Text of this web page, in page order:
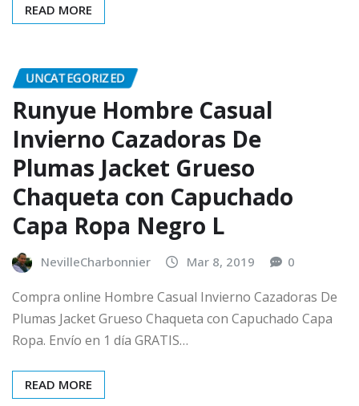
READ MORE
UNCATEGORIZED
Runyue Hombre Casual
Invierno Cazadoras De
Plumas Jacket Grueso
Chaqueta con Capuchado
Capa Ropa Negro L
NevilleCharbonnier Mar 8, 2019 0
Compra online Hombre Casual Invierno Cazadoras De
Plumas Jacket Grueso Chaqueta con Capuchado Capa
Ropa. Envío en 1 día GRATIS…
READ MORE